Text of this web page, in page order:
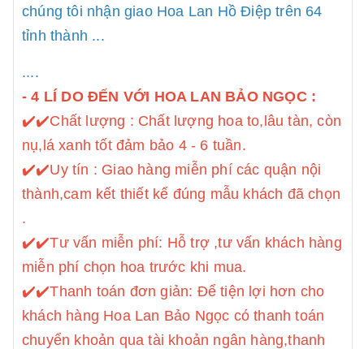
chúng tôi nhận giao Hoa Lan Hồ Điệp trên 64
tỉnh thành ...
....
- 4 LÍ DO ĐẾN VỚI HOA LAN BẢO NGỌC :
✔️✔️Chất lượng : Chất lượng hoa to,lâu tàn, còn
nụ,lá xanh tốt đảm bảo 4 - 6 tuần.
✔️✔️Uy tín : Giao hàng miễn phí các quận nội
thành,cam kết thiết kế đúng mẫu khách đã chọn
.
✔️✔️Tư vấn miễn phí: Hỗ trợ ,tư vấn khách hàng
miễn phí chọn hoa trước khi mua.
✔️✔️Thanh toán đơn giản: Để tiện lợi hơn cho
khách hàng Hoa Lan Bảo Ngọc có thanh toán
chuyển khoản qua tài khoản ngân hàng,thanh